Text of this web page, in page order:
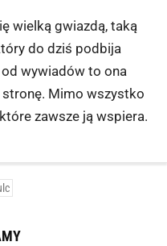
wielką gwiazdą, taką
do dziś podbija
wywiadów to ona
stronę. Mimo wszystko
zawsze ją wspiera.